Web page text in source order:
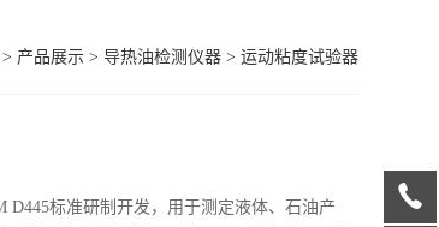
> 产品展示> 导热油检测仪器> 运动粘度试验器
D445标准研制开发，用于测定液体、石油产